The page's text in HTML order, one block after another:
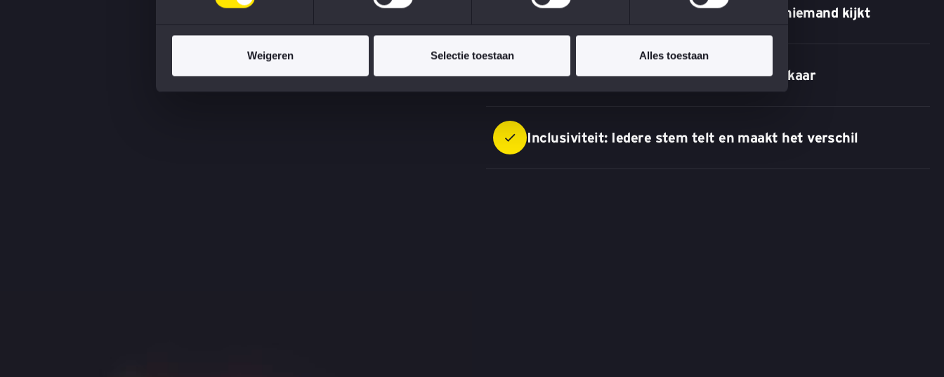
Weigeren Selectie toestaan Alles toestaan
Integriteit: Kies altijd het juiste, ook als niemand kijkt
Respect: Luister, waardeer en versterk elkaar
Inclusiviteit: Iedere stem telt en maakt het verschil